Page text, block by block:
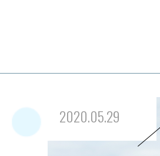
2020.05.29